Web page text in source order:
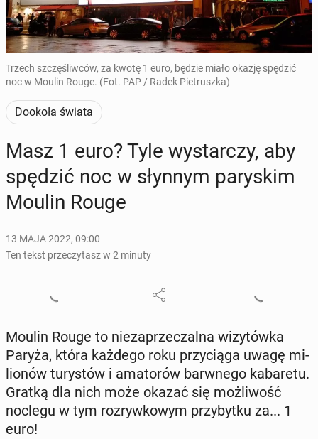
Trzech szczęśliwców, za kwotę 1 euro, będzie miało okazję spędzić
noc w Moulin Rouge. (Fot. PAP / Radek Pietruszka)
Dookoła świata
Masz 1 euro? Tyle wy­star­czy, aby
spędzić noc w słynnym pa­ry­skim
Moulin Rouge
13 MAJA 2022, 09:00
Ten tekst przeczytasz w 2 minuty
Moulin Rouge to nie­za­prze­czal­na wi­zy­tów­ka
Paryża, która każdego roku przy­cią­ga uwagę mi­
lio­nów tu­ry­stów i ama­to­rów barw­ne­go ka­ba­re­tu.
Gratką dla nich może okazać się moż­li­wość
noclegu w tym roz­ryw­ko­wym przy­byt­ku za... 1
euro!